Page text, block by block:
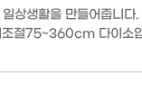
생활을 만들어줍니
조절75~360cm 다이